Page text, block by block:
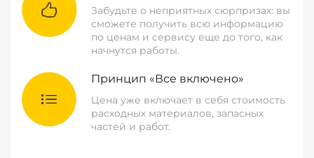
Забудьте о неприятных сюрпризах: вы
сможете получить всю информацию
по ценам и сервису еще до того, как
начнутся работы.
Принцип «Все включено»
Цена уже включает в себя стоимость
расходных материалов, запасных
частей и работ.